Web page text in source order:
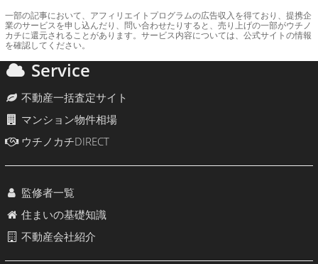
一部の記事において、アフィリエイトプログラムの広告収入を得ており、提携企
業のサービスを申し込んだり、問い合わせたりすると、売り上げの一部がウチノ
カチに還元されることがあります。サービス内容については、公式サイトの情報
を確認してください。
Service
不動産一括査定サイト
マンション物件相場
ウチノカチDIRECT
監修者一覧
住まいの基礎知識
不動産会社紹介